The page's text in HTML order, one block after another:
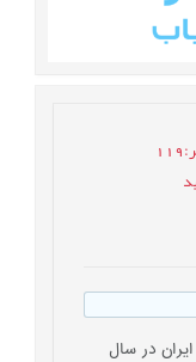
:
119
در سال